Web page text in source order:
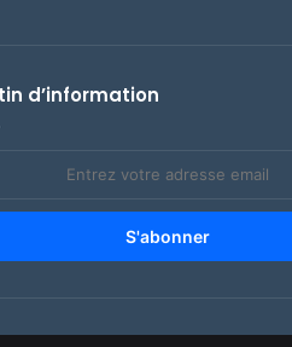
d’information